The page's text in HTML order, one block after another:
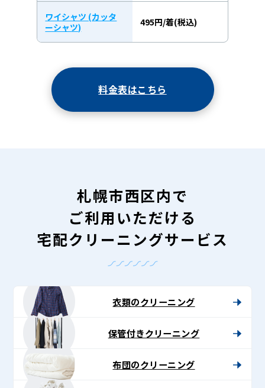
ワイシャツ (カッタ
ーシャツ)
495円/着(税込)
料金表はこちら
札幌市西区内で
ご利用いただける
宅配クリーニングサービス
衣類のクリーニング
保管付きクリーニング
布団のクリーニング